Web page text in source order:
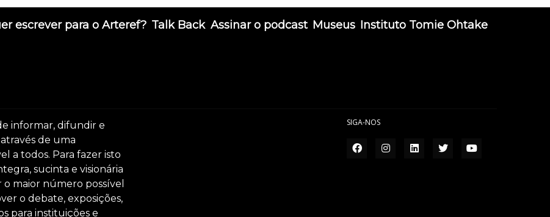
escrever para o Arteref? Talk Back Assinar o podcast Museus Instituto Tomie Ohtake
informar, difundir e
de uma
a todos. Para fazer isto
sucinta e visionária
o maior número possível
o debate, exposições,
para instituições e
SIGA-NOS